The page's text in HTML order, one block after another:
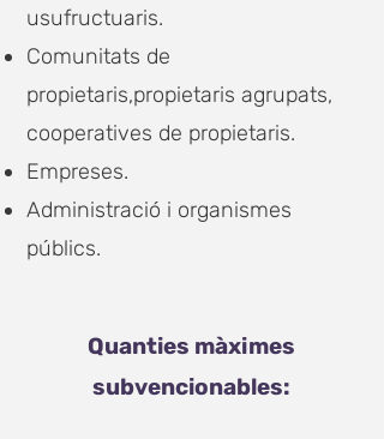
usufructuaris.
Comunitats de
propietaris,propietaris agrupats,
cooperatives de propietaris.
Empreses.
Administració i organismes
públics.
Quanties màximes
subvencionables: